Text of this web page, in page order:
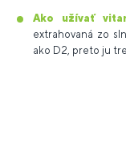
Ako užívať
extrahovaná zo
ako D2, preto ju